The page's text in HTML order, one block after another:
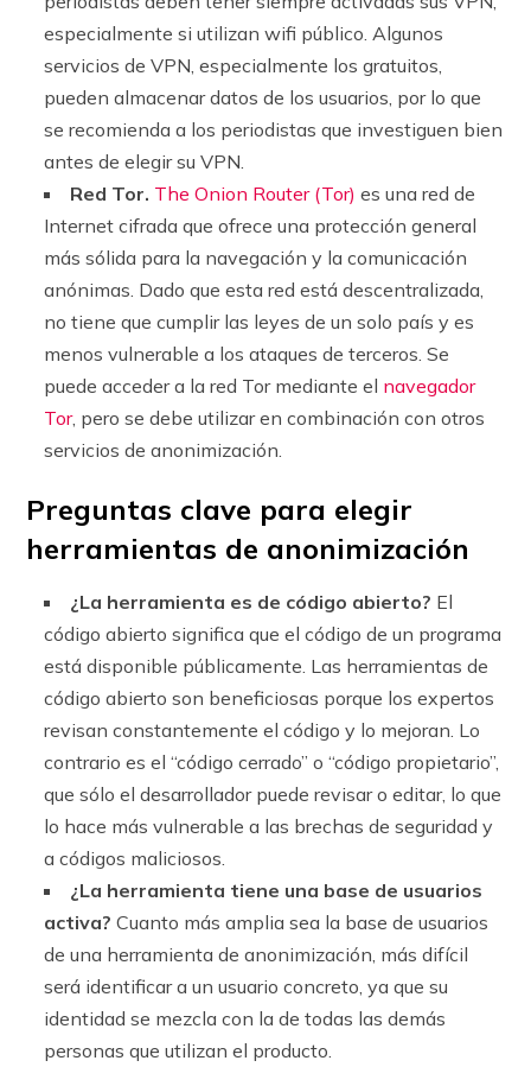
especialmente si utilizan wifi público. Algunos
servicios de VPN, especialmente los gratuitos,
pueden almacenar datos de los usuarios, por lo que
se recomienda a los periodistas que investiguen bien
antes de elegir su VPN.
Red Tor. The Onion Router (Tor) es una red de
Internet cifrada que ofrece una protección general
más sólida para la navegación y la comunicación
anónimas. Dado que esta red está descentralizada,
no tiene que cumplir las leyes de un solo país y es
menos vulnerable a los ataques de terceros. Se
puede acceder a la red Tor mediante el navegador
Tor, pero se debe utilizar en combinación con otros
servicios de anonimización.
Preguntas clave para elegir
herramientas de anonimización
¿La herramienta es de código abierto? El
código abierto significa que el código de un programa
está disponible públicamente. Las herramientas de
código abierto son beneficiosas porque los expertos
revisan constantemente el código y lo mejoran. Lo
contrario es el “código cerrado” o “código propietario”,
que sólo el desarrollador puede revisar o editar, lo que
lo hace más vulnerable a las brechas de seguridad y
a códigos maliciosos.
¿La herramienta tiene una base de usuarios
activa?Cuanto más amplia sea la base de usuarios
de una herramienta de anonimización, más difícil
será identificar a un usuario concreto, ya que su
identidad se mezcla con la de todas las demás
personas que utilizan el producto.